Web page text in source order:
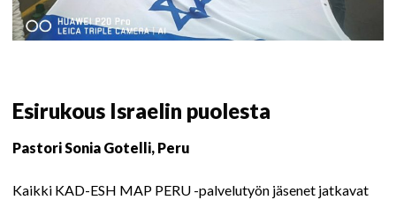
Esirukous Israelin puolesta
Pastori Sonia Gotelli, Peru
Kaikki KAD-ESH MAP PERU -palvelutyön jäsenet jatkavat